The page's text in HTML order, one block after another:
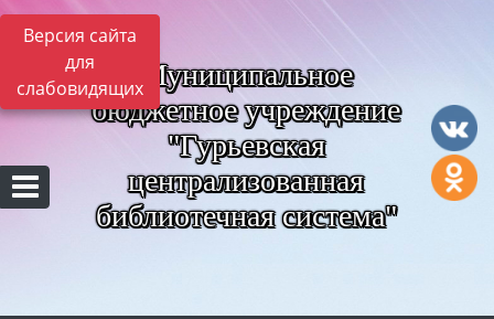
Версия сайта
для
слабовидящих Муниципальное
бюджетное учреждение
"Гурьевская
централизованная
библиотечная система"